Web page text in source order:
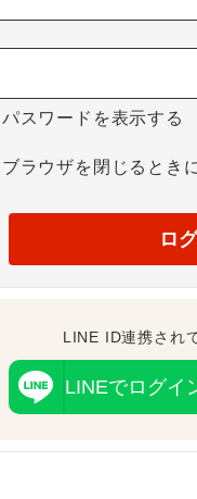
パスワードを表示する
ブラウザを閉じるとき
ロ
LINE ID連携され
LINEでログイ